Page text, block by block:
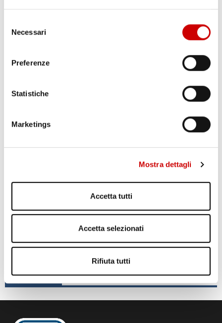
delNecessari
Preferenze
Statistiche
Marketings
Mostra dettagli
Accetta tutti
Accetta selezionati
Rifiuta tutti
Leggi l'articolo
TRAGEDIA IERI AD ERCOLANO: UN OPERAIO E’ MORTO
ORA IN ONDA